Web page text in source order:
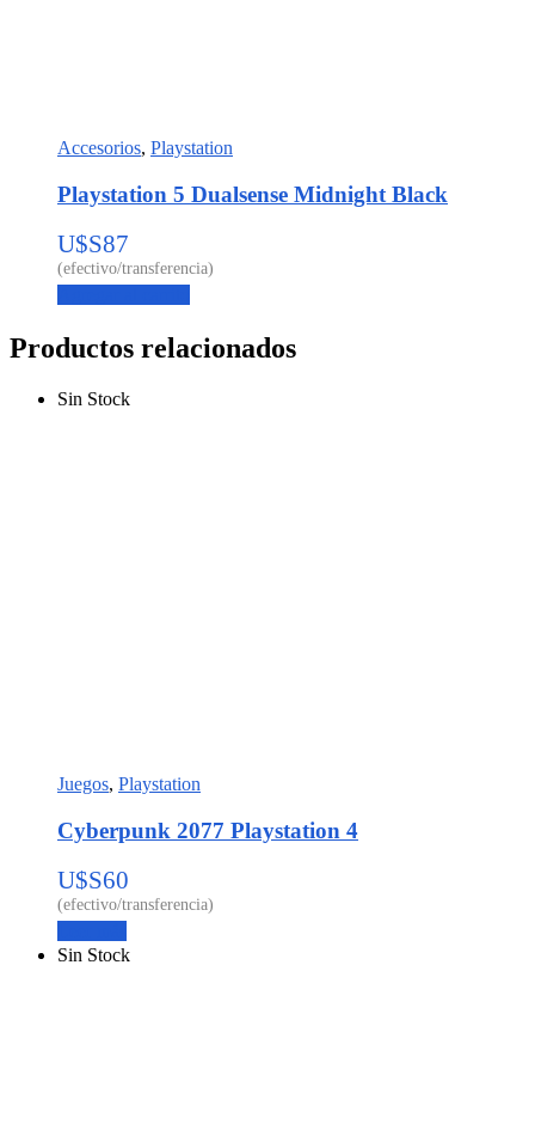
Accesorios, Playstation
Playstation 5 Dualsense Midnight Black
U$S87
Productos relacionados
Sin Stock
Juegos, Playstation
Cyberpunk 2077 Playstation 4
U$S60
Sin Stock